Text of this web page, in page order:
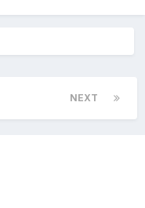
NEXT